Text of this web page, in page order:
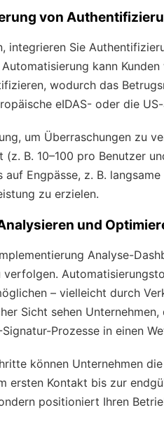
von
integrieren Sie
kann
wodurch das
eIDAS- oder die
um Überraschungen zu
B. 10–100 pro Benutzer
Engpässe, z. B.
zu erzielen.
und
Analyse-
– vielleicht durch
Sicht sehen
Prozesse in einen
können Unternehmen
ersten Kontakt bis zur
positioniert Ihren